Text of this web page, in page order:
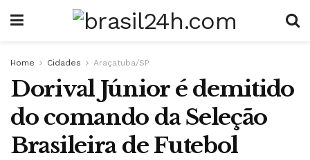
Home Cidades Araçatuba/SP
Dorival Júnior é demitido
do comando da Seleção
Brasileira de Futebol